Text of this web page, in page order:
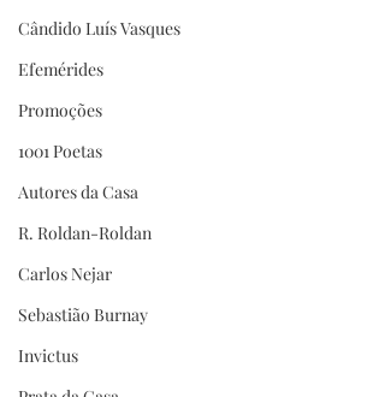
Cândido Luís Vasques
Efemérides
Promoções
1001 Poetas
Autores da Casa
R. Roldan-Roldan
Carlos Nejar
Sebastião Burnay
Invictus